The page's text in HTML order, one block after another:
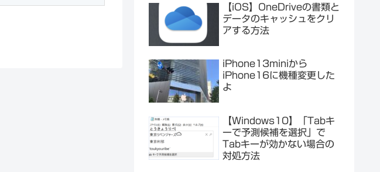
【iOS】OneDriveの書類と
データのキャッシュをクリ
アする方法
iPhone13miniから
iPhone16に機種変更した
よ
【Windows10】「Tabキ
ーで予測候補を選択」で
Tabキーが効かない場合の
対処方法